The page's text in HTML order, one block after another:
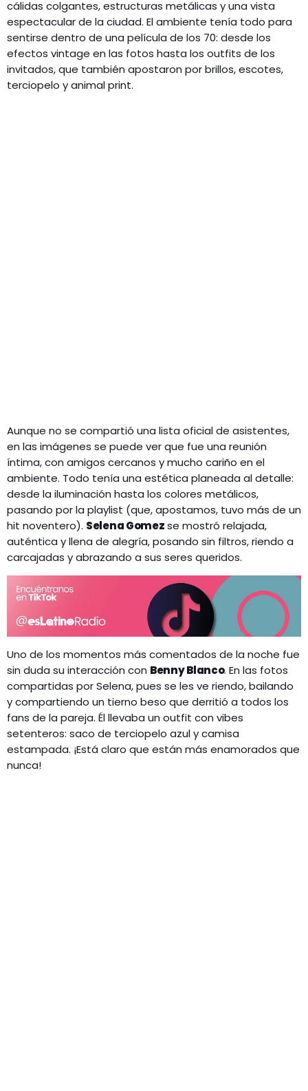
cálidas colgantes, estructuras metálicas y una vista
espectacular de la ciudad. El ambiente tenía todo para
sentirse dentro de una película de los 70: desde los
efectos vintage en las fotos hasta los outfits de los
invitados, que también apostaron por brillos, escotes,
terciopelo y animal print.
Aunque no se compartió una lista oficial de asistentes,
en las imágenes se puede ver que fue una reunión
íntima, con amigos cercanos y mucho cariño en el
ambiente. Todo tenía una estética planeada al detalle:
desde la iluminación hasta los colores metálicos,
pasando por la playlist (que, apostamos, tuvo más de un
hit noventero). Selena Gomezse mostró relajada,
auténtica y llena de alegría, posando sin filtros, riendo a
carcajadas y abrazando a sus seres queridos.
Uno de los momentos más comentados de la noche fue
sin duda su interacción con Benny Blanco. En las fotos
compartidas por Selena, pues se les ve riendo, bailando
y compartiendo un tierno beso que derritió a todos los
fans de la pareja. Él llevaba un outfit con vibes
setenteros: saco de terciopelo azul y camisa
estampada. ¡Está claro que están más enamorados que
nunca!